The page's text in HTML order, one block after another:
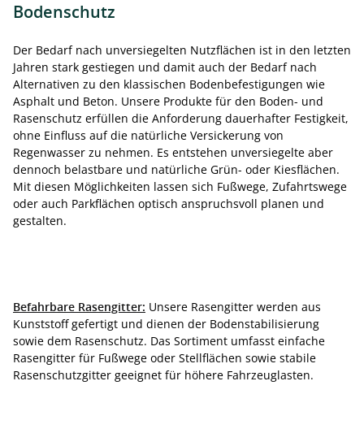
Bodenschutz
Der Bedarf nach unversiegelten Nutzflächen ist in den letzten
Jahren stark gestiegen und damit auch der Bedarf nach
Alternativen zu den klassischen Bodenbefestigungen wie
Asphalt und Beton. Unsere Produkte für den Boden- und
Rasenschutz erfüllen die Anforderung dauerhafter Festigkeit,
ohne Einfluss auf die natürliche Versickerung von
Regenwasser zu nehmen. Es entstehen unversiegelte aber
dennoch belastbare und natürliche Grün- oder Kiesflächen.
Mit diesen Möglichkeiten lassen sich Fußwege, Zufahrtswege
oder auch Parkflächen optisch anspruchsvoll planen und
gestalten.
Befahrbare Rasengitter: Unsere Rasengitter werden aus
Kunststoff gefertigt und dienen der Bodenstabilisierung
sowie dem Rasenschutz. Das Sortiment umfasst einfache
Rasengitter für Fußwege oder Stellflächen sowie stabile
Rasenschutzgitter geeignet für höhere Fahrzeuglasten.